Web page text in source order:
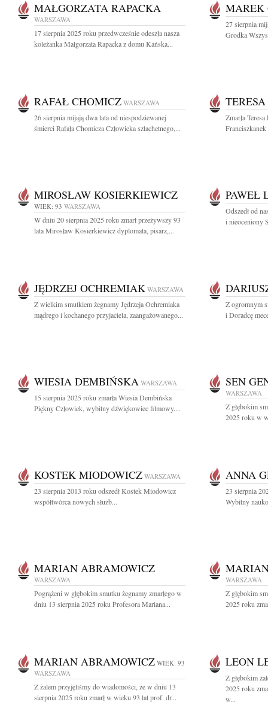
MAŁGORZATA RAPACKA
WARSZAWA
17 sierpnia 2025 roku przedwcześnie odeszła nasza
koleżanka Małgorzata Rapacka z domu Kańska...
MAREK
27 sierpnia
Grodka
RAFAŁ CHOMICZ WARSZAWA
26 sierpnia mijają dwa lata od niespodziewanej
śmierci Rafała Chomicza Człowieka szlachetnego,...
Zmarła
MIROSŁAW KOSIERKIEWICZ
WIEK: 93 WARSZAWA
W dniu 20 sierpnia 2025 roku zmarł przeżywszy 93
lata Mirosław Kosierkiewicz dyplomata, pisarz,...
PAWEŁ
Odszedł od
i nieoceniony
JĘDRZEJ OCHREMIAK WARSZAWA
Z wielkim smutkiem żegnamy Jędrzeja Ochremiaka
mądrego i kochanego przyjaciela, zaangażowanego...
Z ogromnym
i Doradcę
WIESIA DEMBIŃSKA WARSZAWA
15 sierpnia 2025 roku zmarła Wiesia Dembińska
Piękny Człowiek, wybitny dźwiękowiec filmowy....
SEN
WARSZAWA
Z głębokim
2025 roku w
KOSTEK MIODOWICZ WARSZAWA
23 sierpnia 2013 roku odszedł Kostek Miodowicz
współtwórca nowych służb...
ANNA
23 sierpnia
Wybitny
MARIAN ABRAMOWICZ
WARSZAWA
Pogrążeni w głębokim smutku żegnamy zmarłego w
dniu 13 sierpnia 2025 roku Profesora Mariana...
WARSZAWA
Z głębokim
2025 roku
MARIAN ABRAMOWICZ WIEK: 93
WARSZAWA
Z żalem przyjęliśmy do wiadomości, że w dniu 13
sierpnia 2025 roku zmarł w wieku 93 lat prof. dr...
LEON
Z głębokim
2025 roku
w...